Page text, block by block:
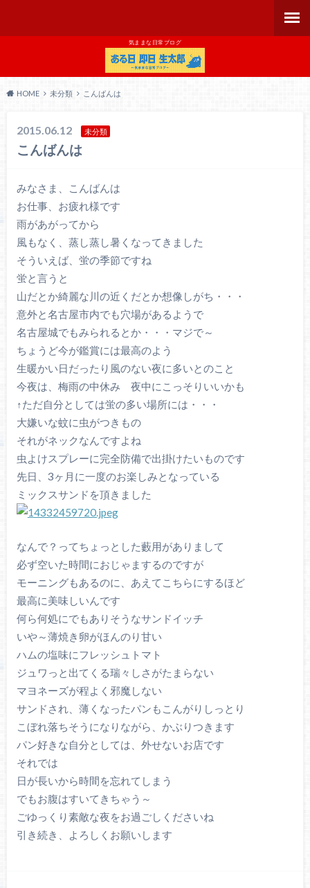
気ままな日常ブログ
HOME 未分類 こんばんは
2015.06.12 未分類
こんばんは
みなさま、こんばんは
お仕事、お疲れ様です
雨があがってから
風もなく、蒸し蒸し暑くなってきました
そういえば、蛍の季節ですね
蛍と言うと
山だとか綺麗な川の近くだとか想像しがち・・・
意外と名古屋市内でも穴場があるようで
名古屋城でもみられるとか・・・マジで～
ちょうど今が鑑賞には最高のよう
生暖かい日だったり風のない夜に多いとのこと
今夜は、梅雨の中休み 夜中にこっそりいいかも
↑ただ自分としては蛍の多い場所には・・・
大嫌いな蚊に虫がつきもの
それがネックなんですよね
虫よけスプレーに完全防備で出掛けたいものです
先日、3ヶ月に一度のお楽しみとなっている
ミックスサンドを頂きました
なんで？ってちょっとした藪用がありまして
必ず空いた時間におじゃまするのですが
モーニングもあるのに、あえてこちらにするほど
最高に美味しいんです
何ら何処にでもありそうなサンドイッチ
いや～薄焼き卵がほんのり甘い
ハムの塩味にフレッシュトマト
ジュワっと出てくる瑞々しさがたまらない
マヨネーズが程よく邪魔しない
サンドされ、薄くなったパンもこんがりしっとり
こぼれ落ちそうになりながら、かぶりつきます
パン好きな自分としては、外せないお店です
それでは
日が長いから時間を忘れてしまう
でもお腹はすいてきちゃう～
ごゆっくり素敵な夜をお過ごしくださいね
引き続き、よろしくお願いします